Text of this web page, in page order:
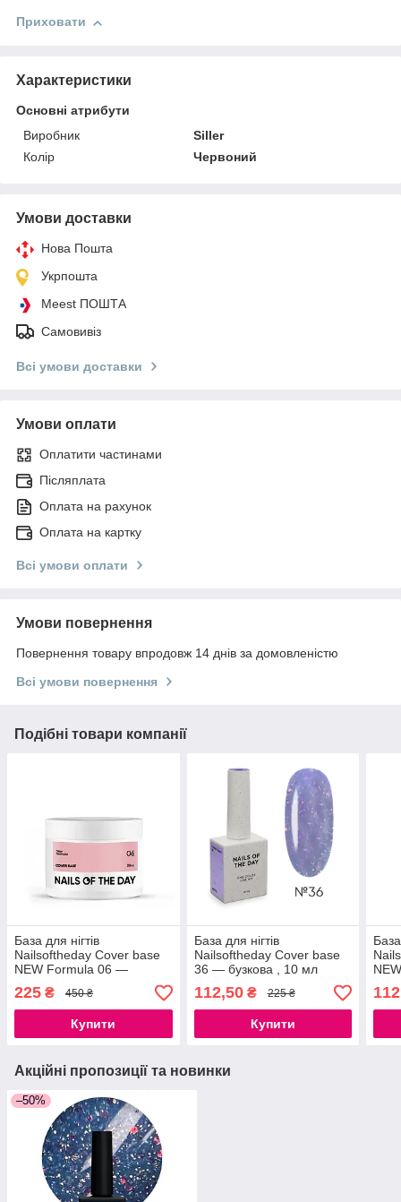
Приховати
Характеристики
Основні атрибути
Виробник
Siller
Колір
Червоний
Умови доставки
Нова Пошта
Укрпошта
Meest ПОШТА
Самовивіз
Всі умови доставки
Умови оплати
Оплатити частинами
Післяплата
Оплата на рахунок
Оплата на картку
Всі умови оплати
Умови повернення
Повернення товару впродовж 14 днів за домовленістю
Всі умови повернення
Подібні товари компанії
База для нігтів
Nailsoftheday Cover base
NEW Formula 06 —
нюдово–персикове, 30 мл
225 ₴ 450 ₴
Купити
База для нігтів
Nailsoftheday Cover base
36 — бузкова , 10 мл
112,50₴ 225 ₴
Купити
База
Акційні пропозиції та новинки
–50%